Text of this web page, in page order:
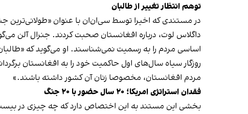
توهم انتظار تغییر از طالبان
در مستندی که اخیرا توسط سی‌ان‌ان با عنوان «طولانی‌ترین
داگلاس لوت، درباره افغانستان صحبت کردند. جنرال آلن
اساسی مردم را به رسمیت نمی‌شناسند. او می‌گوید که
روزگار سیاه سال‌های اول حاکمیت خود را به افغانستان
مردم افغانستان، مخصوصا زنان آن کشور داشته باشند.»
فقدان استراتژی امریکا؛ ۲۰ سال حضور با ۲۰ جنگ
بخشی این مستند به این اختصاص دارد که چه چیزی در